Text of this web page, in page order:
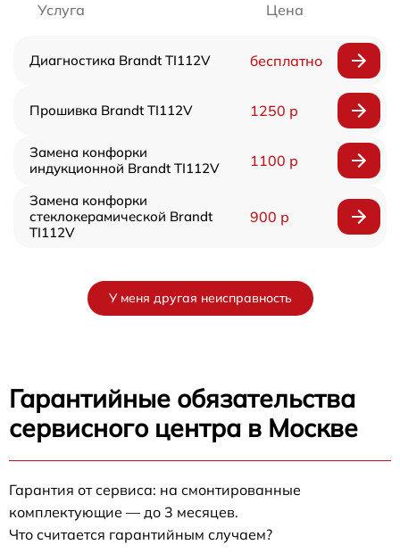
Услуга Цена
Диагностика Brandt TI112V бесплатно
Прошивка Brandt TI112V 1250 р
Замена конфорки
индукционной Brandt TI112V
1100 р
Замена конфорки
стеклокерамической Brandt
TI112V
900 р
У меня другая неисправность
Гарантийные обязательства
сервисного центра в Москве
Гарантия от сервиса: на смонтированные
комплектующие — до 3 месяцев.
Что считается гарантийным случаем?